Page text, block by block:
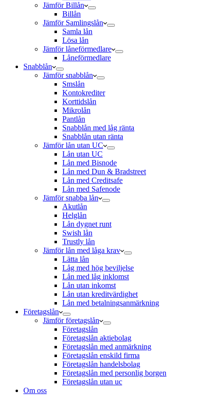
Jämför Billån
Billån
Jämför Samlingslån
Samla lån
Lösa lån
Jämför låneförmedlare
Låneförmedlare
Snabblån
Jämför snabblån
Smslån
Kontokrediter
Korttidslån
Mikrolån
Pantlån
Snabblån med låg ränta
Snabblån utan ränta
Jämför lån utan UC
Lån utan UC
Lån med Bisnode
Lån med Dun & Bradstreet
Lån med Creditsafe
Lån med Safenode
Jämför snabba lån
Akutlån
Helglån
Lån dygnet runt
Swish lån
Trustly lån
Jämför lån med låga krav
Lätta lån
Låg med hög beviljelse
Lån med låg inklomst
Lån utan inkomst
Lån utan kreditvärdighet
Lån med betalningsanmärkning
Företagslån
Jämför företagslån
Företagslån
Företagslån aktiebolag
Företagslån med anmärkning
Företagslån enskild firma
Företagslån handelsbolag
Företagslån med personlig borgen
Företagslån utan uc
Om oss